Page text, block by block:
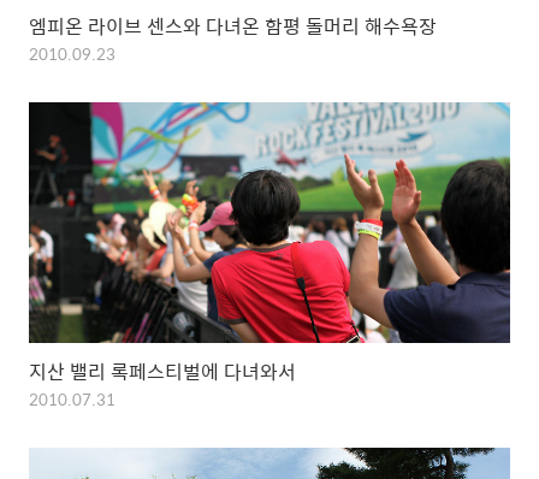
엠피온 라이브 센스와 다녀온 함평 돌머리 해수욕장
2010.09.23
지산 밸리 록페스티벌에 다녀와서
2010.07.31